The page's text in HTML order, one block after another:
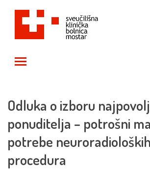
Odluka o izboru
ponuditelja – potrošni
potrebe neuroradioloških
procedura